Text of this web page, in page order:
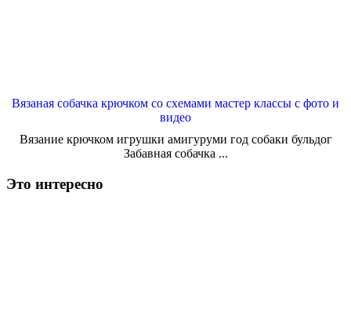
Вязаная собачка крючком со схемами мастер классы с фото и
видео
Вязание крючком игрушки амигуруми год собаки бульдог
Забавная собачка ...
Это интересно